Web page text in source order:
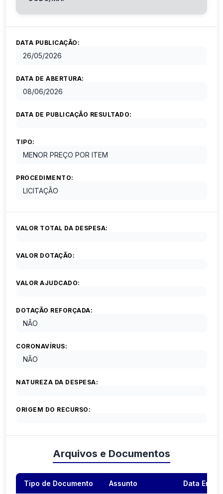
DATA PUBLICAÇÃO:
26/05/2026
DATA DE ABERTURA:
08/06/2026
DATA DE PUBLICAÇÃO RESULTADO:
TIPO:
MENOR PREÇO POR ITEM
PROCEDIMENTO:
LICITAÇÃO
VALOR TOTAL DA DESPESA:
VALOR DOTAÇÃO:
VALOR AJUDCADO:
DOTAÇÃO REFORÇADA:
NÃO
CORONAVÍRUS:
NÃO
NATUREZA DA DESPESA:
ORIGEM DO RECURSO:
Arquivos e Documentos
Tipo de Documento Assunto Data Envio